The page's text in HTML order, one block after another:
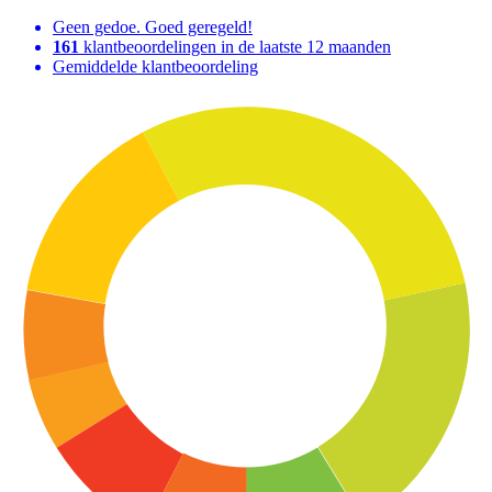
Geen gedoe. Goed geregeld!
161 klantbeoordelingen in de laatste 12 maanden
Gemiddelde klantbeoordeling